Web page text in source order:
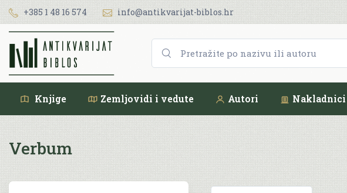
+385 1 48 16 574 info@antikvarijat-biblos.hr
Knjige Zemljovidi i vedute Autori Nakladnici
Verbum